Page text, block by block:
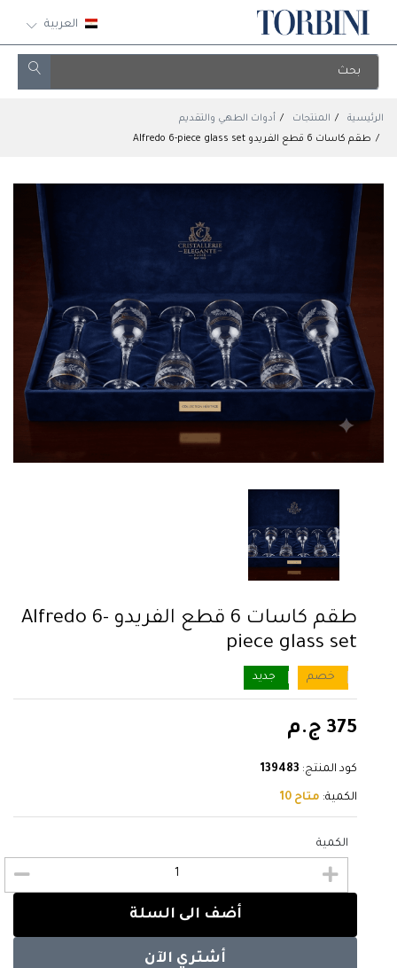
العربية
الرئيسية المنتجات
أدوات الطهي والتقديم
طقم كاسات 6 قطع الفريدو Alfredo 6-piece glass set
طقم كاسات 6 قطع الفريدو Alfredo 6-
piece glass set
خصم جديد
375 ج.م
كود المنتج: 139483
الكمية: متاح 10
الكمية
أضف الى السلة
أشتري الآن